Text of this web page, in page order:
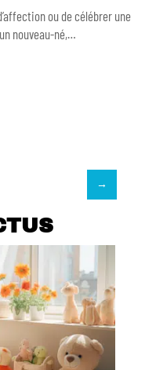
ou de célébrer une
nouveau-né,…